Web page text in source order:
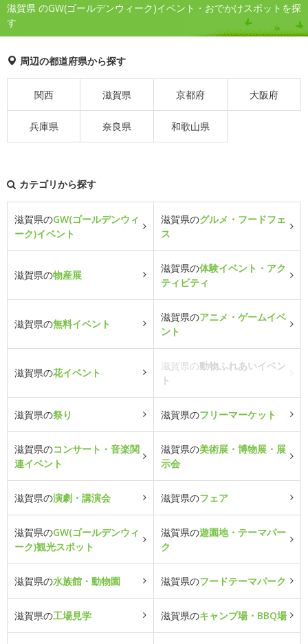
滋賀県 のGW(ゴールデンウィーク)イベント・おでかけスポットを探
す
周辺の都道府県から探す
関西 滋賀県 京都府 大阪府
兵庫県 奈良県 和歌山県
カテゴリから探す
滋賀県のGW(ゴールデンウィ
ーク)イベント
滋賀県のグルメ・フードフェ
ス
滋賀県の物産展
滋賀県の体験イベント・アク
ティビティ
滋賀県の無料イベント
滋賀県のアニメ・ゲームイベ
ント
滋賀県の花イベント
滋賀県の動物ふれあいイベン
ト
滋賀県の祭り 滋賀県のフリーマーケット
滋賀県のコンサート・音楽関
連イベント
滋賀県の美術展・博物展・展
示会
滋賀県の演劇・講演会 滋賀県のフェア
滋賀県のGW(ゴールデンウィ
ーク)観光スポット
滋賀県の遊園地・テーマパー
ク
滋賀県の水族館・動物園 滋賀県のフードテーマパーク
滋賀県の工場見学 滋賀県のキャンプ場・BBQ場